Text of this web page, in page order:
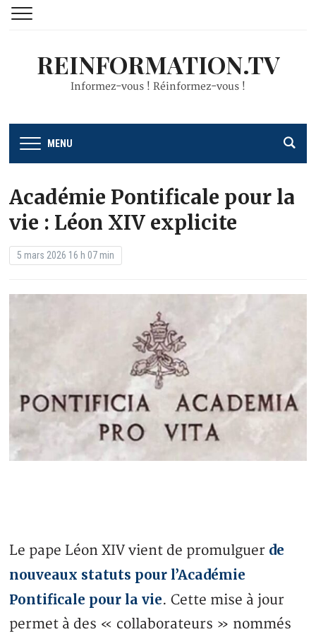
REINFORMATION.TV
Informez-vous ! Réinformez-vous !
MENU
Académie Pontificale pour la
vie : Léon XIV explicite
5 mars 2026 16 h 07 min
Le pape Léon XIV vient de promulguer de
nouveaux statuts pour l’Académie
Pontificale pour la vie. Cette mise à jour
permet à des « collaborateurs » nommés